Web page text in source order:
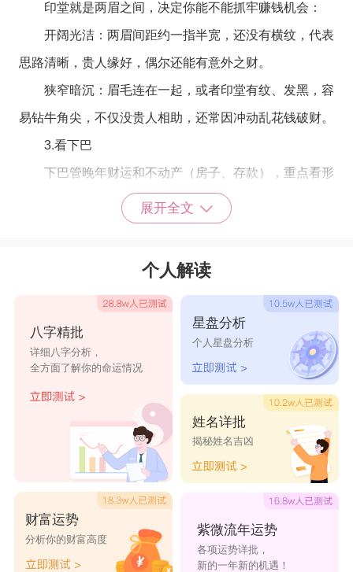
印堂就是两眉之间，决定你能不能抓牢赚钱机会：
开阔光洁：两眉间距约一指半宽，还没有横纹，代表
思路清晰，贵人缘好，偶尔还能有意外之财。
狭窄暗沉：眉毛连在一起，或者印堂有纹、发黑，容
易钻牛角尖，不仅没贵人相助，还常因冲动乱花钱破财。
3.看下巴
下巴管晚年财运和不动产（房子、存款），重点看形
圆润兜翘：下巴像小兜子一样包住，代表懂得积累，
尖削无肉：下巴又尖又短，说明晚年容易奔波，做事
没耐心，很难安安稳稳享清福。
30秒快速自测
看鼻子，优先选有肉、挺拔、收鼻翼的，避开尖削、
塌陷、露鼻孔的；看印堂，挑宽平、光亮、无杂纹的，别
选狭窄、暗沉、眉毛连的；看下巴，选饱满、圆润、像兜
的，避开尖短、无肉、往后缩的。
展开全文
个人解读
八字精批
详细八字分析，
全方面了解你的命运情况
财富运势
分析你的财富高度
星盘分析
个人星盘分析
姓名详批
揭秘姓名吉凶
紫微流年运势
各项运势详批，
新的一年新的机遇！